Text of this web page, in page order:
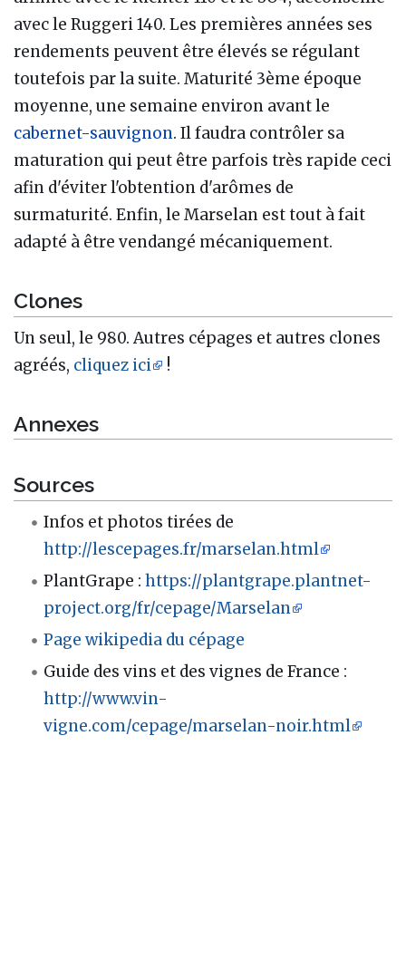
avec le Ruggeri 140. Les premières années ses
rendements peuvent être élevés se régulant
toutefois par la suite. Maturité 3ème époque
moyenne, une semaine environ avant le
cabernet-sauvignon. Il faudra contrôler sa
maturation qui peut être parfois très rapide ceci
afin d'éviter l'obtention d'arômes de
surmaturité. Enfin, le Marselan est tout à fait
adapté à être vendangé mécaniquement.
Clones
Un seul, le 980. Autres cépages et autres clones
agréés, cliquez ici !
Annexes
Sources
Infos et photos tirées de
http://lescepages.fr/marselan.html
PlantGrape :https://plantgrape.plantnet-
project.org/fr/cepage/Marselan
Page wikipedia du cépage
Guide des vins et des vignes de France :
http://www.vin-
vigne.com/cepage/marselan-noir.html